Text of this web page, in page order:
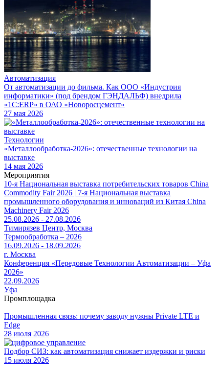
Автоматизация
От автоматизации до фильма. Как ООО «Индустрия
информатики» (под брендом ГЭНДАЛЬФ) внедрила
«1С:ERP» в ОАО «Новоросцемент»
27 мая 2026
Технологии
«Металлообработка-2026»: отечественные технологии на
выставке
14 мая 2026
Мероприятия
10-я Национальная выставка потребительских товаров China
Commodity Fair 2026 | 7-я Национальная выставка
промышленного оборудования и инноваций из Китая China
Machinery Fair 2026
25.08.2026 - 27.08.2026
Тимирязев Центр, Москва
Термообработка – 2026
16.09.2026 - 18.09.2026
г. Москва
Конференция «Передовые Технологии Автоматизации – Уфа
2026»
22.09.2026
Уфа
Промплощадка
Промышленная связь: почему заводу нужны Private LTE и
Edge
28 июля 2026
Подбор СИЗ: как автоматизация снижает издержки и риски
15 июля 2026